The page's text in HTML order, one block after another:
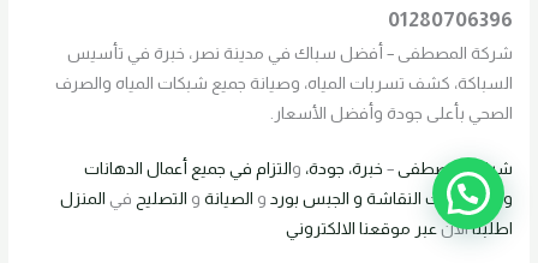
01280706396
شركة المصطفى – أفضل سباك في مدينة نصر، خبرة في تأسيس
السباكة، كشف تسربات المياه، وصيانة جميع شبكات المياه والصرف
الصحي بأعلى جودة وأفضل الأسعار.
شركة المصطفى– خبرة، جودة، والتزام في جميع أعمال الدهانات
والتشطيبات النقاشة و الجبس بورد و الصيانة و التصليح في المنزل
اطلبناالانعبر موقعنا الالكتروني